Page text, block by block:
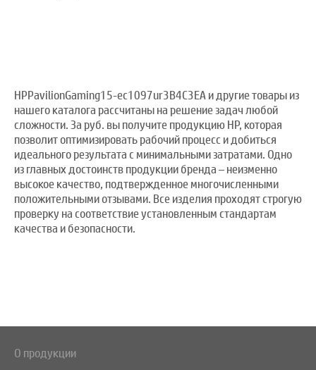
HPPavilionGaming15-ec1097ur3B4C3EA и другие товары из
нашего каталога рассчитаны на решение задач любой
сложности. За руб. вы получите продукцию HP, которая
позволит оптимизировать рабочий процесс и добиться
идеального результата с минимальными затратами. Одно
из главных достоинств продукции бренда – неизменно
высокое качество, подтвержденное многочисленными
положительными отзывами. Все изделия проходят строгую
проверку на соответствие установленным стандартам
качества и безопасности.
О продукции